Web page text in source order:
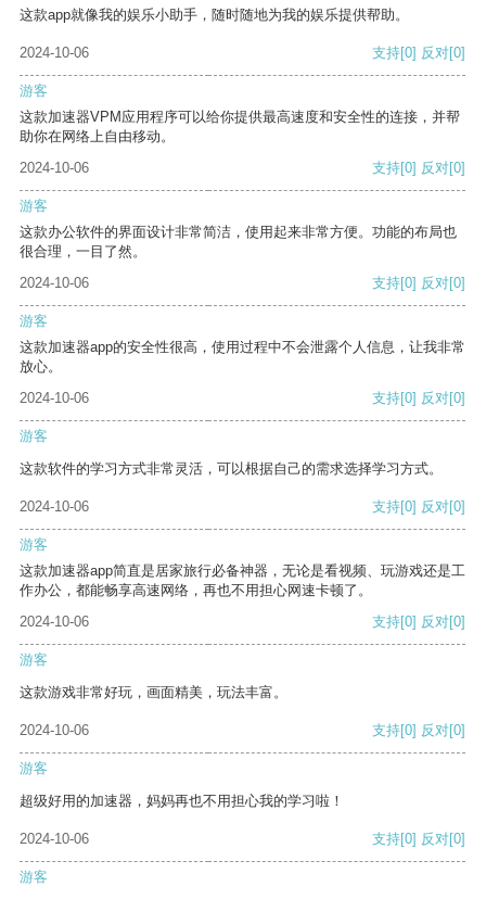
这款app就像我的娱乐小助手，随时随地为我的娱乐提供帮助。
2024-10-06 支持[0] 反对[0]
游客
这款加速器VPM应用程序可以给你提供最高速度和安全性的连接，并帮
助你在网络上自由移动。
2024-10-06
支持[0] 反对[0]
游客
这款办公软件的界面设计非常简洁，使用起来非常方便。功能的布局也
很合理，一目了然。
2024-10-06
支持[0] 反对[0]
游客
这款加速器app的安全性很高，使用过程中不会泄露个人信息，让我非常
放心。
2024-10-06
支持[0] 反对[0]
游客
这款软件的学习方式非常灵活，可以根据自己的需求选择学习方式。
2024-10-06 支持[0] 反对[0]
游客
这款加速器app简直是居家旅行必备神器，无论是看视频、玩游戏还是工
作办公，都能畅享高速网络，再也不用担心网速卡顿了。
2024-10-06
支持[0] 反对[0]
游客
这款游戏非常好玩，画面精美，玩法丰富。
2024-10-06 支持[0] 反对[0]
游客
超级好用的加速器，妈妈再也不用担心我的学习啦！
2024-10-06 支持[0] 反对[0]
游客